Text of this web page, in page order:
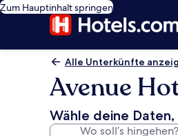
Zum Hauptinhalt springen
Alle Unterkünfte
Avenue
Wähle deine Daten,
Wo soll’s hingehen?